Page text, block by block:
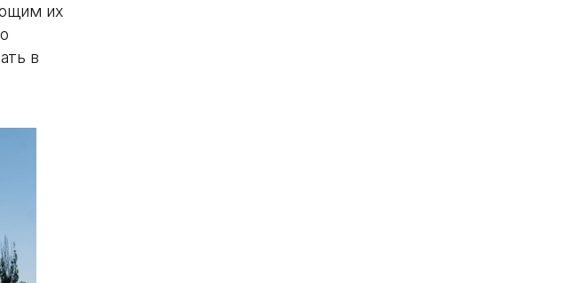
их
в